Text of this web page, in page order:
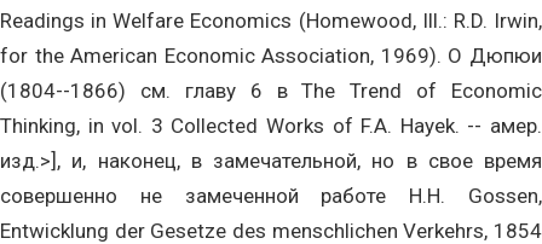
Readings in Welfare Economics (Homewood, Ill.: R.D. Irwin,
for the American Economic Association, 1969). О Дюпюи
(1804--1866) см. главу 6 в The Trend of Economic
Thinking, in vol. 3 Collected Works of F.A. Hayek. -- амер.
изд.>], и, наконец, в замечательной, но в свое время
совершенно не замеченной работе H.H. Gossen,
Entwicklung der Gesetze des menschlichen Verkehrs, 1854